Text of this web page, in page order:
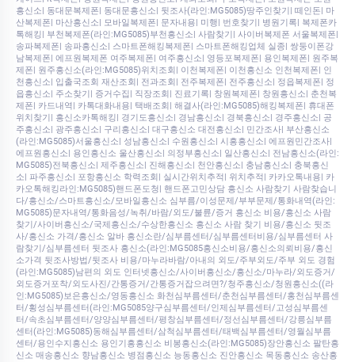
흥신소| 동대문복제폰| 동대문흥신소| 뒷조사(라인:MG5085)땅주인찾기| 떼인돈| 마
산복제폰| 마산흥신소| 모바일복제폰| 문자내용| 미행| 번호찾기| 병원기록| 복제폰카
톡해킹| 부천복제폰(라인:MG5085)부천흥신소| 사람찾기| 사이버복제폰 서울복제폰|
송파복제폰| 송파흥신소| 스마트폰해킹복제폰| 스마트폰해킹업체 실종| 쌍둥이폰강
남복제폰| 에프원복제폰 여주복제폰| 여주흥신소| 영등포복제폰| 용인복제폰| 원주복
제폰| 원주흥신소(라인:MG5085)위치조회| 이천복제폰| 이천흥신소 인천복제폰| 인
천흥신소| 입출국조회 재산조회| 전과조회| 전주복제폰| 전주흥신소| 정읍복제폰| 정
읍흥신소| 주소찾기| 증거수집| 직장조회| 진료기록| 창원복제폰| 창원흥신소| 춘천복
제폰| 카드내역| 카톡대화내용| 택배조회| 해결사(라인:MG5085)해킹복제폰| 휴대폰
위치찾기| 흥신소카톡해킹| 경기도흥신소| 경남흥신소| 경북흥신소| 경주흥신소| 공
주흥신소| 광주흥신소| 구리흥신소| 대구흥신소 대전흥신소| 민간조사| 부산흥신소
(라인:MG5085)서울흥신소| 성남흥신소| 수원흥신소| 시흥흥신소| 에프원민간조사|
에프원흥신소| 용인흥신소 울산흥신소| 의정부흥신소| 일산흥신소| 전남흥신소(라인:
MG5085)전북흥신소| 제주흥신소| 진해흥신소| 천안흥신소| 충남흥신소| 충북흥신
소| 파주흥신소| 포항흥신소 학력조회| 실시간위치추적| 위치추적| 카카오톡내용| 카
카오톡해킹라인:MG5085)핸드폰도청| 핸드폰고민상담 흥신소 사람찾기 사람찾습니
다/흥신소/스마트흥신소/모바일흥신소 심부름/이성문제/부부문제/통화내역(라인:
MG5085)문자내역/통화음성/녹취/바람/외도/불륜/증거 흥신소 비용/흥신소 사람
찾기/사이버흥신소/국제흥신소/수상한흥신소 흥신소 사람 찾기 비용/흥신소 뒷조
사/흥신소 가격/흥신소 알바 흥신소란/심부름센터/심부름센터비용/심부름센터 사
람찾기/심부름센터 뒷조사 흥신소(라인:MG5085흥신소비용/흥신소의뢰비용/흥신
소가격 뒷조사방법/뒷조사 비용/마누라바람/아내의 외도/주부외도/주부 외도 경험
(라인:MG5085)남편의 외도 인터넷흥신소/사이버흥신소/흥신소/마누라/외도증거/
외도증거포착/외도사진/간통증거/간통증거잡으려면?/청주흥신소/청원흥신소((라
인:MG5085)보은흥신소/영동흥신소 화천심부름센터/춘천심부름센터/홍천심부름센
터/횡성심부름센터(라인:MG5085양구심부름센터/인제심부름센터/고성심부름센
터/속초심부름센터/양양심부름센터/평창심부름센터/정선심부름센터/강릉심부름
센터(라인:MG5085)동해심부름센터/삼척심부름센터/태백심부름센터/영월심부름
센터/용인수지흥신소 용인기흥흥신소 비봉흥신소(라인:MG5085)장안흥신소 팔탄흥
신소 매송흥신소 향남흥신소 병점흥신소 능동흥신소 진안흥신소 목동흥신소 송산흥